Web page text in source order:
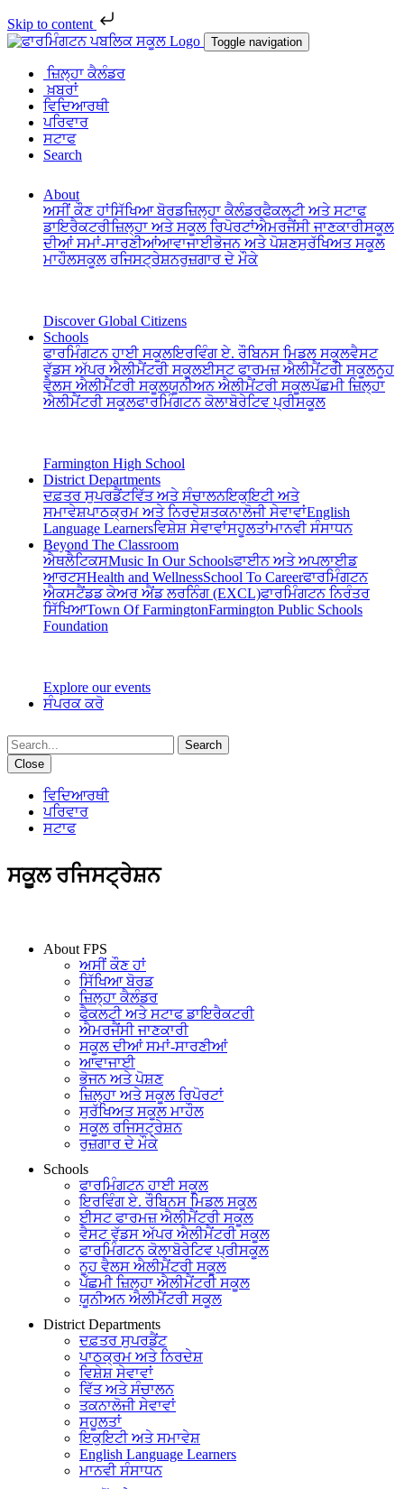
Skip to content
Toggle navigation
ਜ਼ਿਲ੍ਹਾ ਕੈਲੰਡਰ
ਖ਼ਬਰਾਂ
ਵਿਦਿਆਰਥੀ
ਪਰਿਵਾਰ
ਸਟਾਫ
Search
About
ਅਸੀਂ ਕੌਣ ਹਾਂਸਿੱਖਿਆ ਬੋਰਡਜ਼ਿਲ੍ਹਾ ਕੈਲੰਡਰਫੈਕਲਟੀ ਅਤੇ ਸਟਾਫ
ਡਾਇਰੈਕਟਰੀਜ਼ਿਲ੍ਹਾ ਅਤੇ ਸਕੂਲ ਰਿਪੋਰਟਾਂਐਮਰਜੈਂਸੀ ਜਾਣਕਾਰੀਸਕੂਲ
ਦੀਆਂ ਸਮਾਂ-ਸਾਰਣੀਆਂਆਵਾਜਾਈਭੋਜਨ ਅਤੇ ਪੋਸ਼ਣਸੁਰੱਖਿਅਤ ਸਕੂਲ
ਮਾਹੌਲਸਕੂਲ ਰਜਿਸਟ੍ਰੇਸ਼ਨਰੁਜ਼ਗਾਰ ਦੇ ਮੌਕੇ
Discover Global Citizens
Schools
ਫਾਰਮਿੰਗਟਨ ਹਾਈ ਸਕੂਲਇਰਵਿੰਗ ਏ. ਰੌਬਿਨਸ ਮਿਡਲ ਸਕੂਲਵੈਸਟ
ਵੁੱਡਸ ਅੱਪਰ ਐਲੀਮੈਂਟਰੀ ਸਕੂਲਈਸਟ ਫਾਰਮਜ਼ ਐਲੀਮੈਂਟਰੀ ਸਕੂਲਨੂਹ
ਵੈਲਸ ਐਲੀਮੈਂਟਰੀ ਸਕੂਲਯੂਨੀਅਨ ਐਲੀਮੈਂਟਰੀ ਸਕੂਲਪੱਛਮੀ ਜ਼ਿਲ੍ਹਾ
ਐਲੀਮੈਂਟਰੀ ਸਕੂਲਫਾਰਮਿੰਗਟਨ ਕੋਲਾਬੋਰੇਟਿਵ ਪ੍ਰੀਸਕੂਲ
Farmington High School
District Departments
ਦਫ਼ਤਰ ਸੁਪਰਡੈਂਟਵਿੱਤ ਅਤੇ ਸੰਚਾਲਨਇਕੁਇਟੀ ਅਤੇ
ਸਮਾਵੇਸ਼ਪਾਠਕ੍ਰਮ ਅਤੇ ਨਿਰਦੇਸ਼ਤਕਨਾਲੋਜੀ ਸੇਵਾਵਾਂEnglish
Language Learnersਵਿਸ਼ੇਸ਼ ਸੇਵਾਵਾਂਸਹੂਲਤਾਂਮਾਨਵੀ ਸੰਸਾਧਨ
Beyond The Classroom
ਐਥਲੈਟਿਕਸMusic In Our Schoolsਫਾਈਨ ਅਤੇ ਅਪਲਾਈਡ
ਆਰਟਸHealth and WellnessSchool To Careerਫਾਰਮਿੰਗਟਨ
ਐਕਸਟੈਂਡਡ ਕੇਅਰ ਐਂਡ ਲਰਨਿੰਗ (EXCL)ਫਾਰਮਿੰਗਟਨ ਨਿਰੰਤਰ
ਸਿੱਖਿਆTown Of FarmingtonFarmington Public Schools
Foundation
Explore our events
ਸੰਪਰਕ ਕਰੋ
Search
Close
ਵਿਦਿਆਰਥੀ
ਪਰਿਵਾਰ
ਸਟਾਫ
ਸਕੂਲ ਰਜਿਸਟ੍ਰੇਸ਼ਨ
About FPS
ਅਸੀਂ ਕੌਣ ਹਾਂ
ਸਿੱਖਿਆ ਬੋਰਡ
ਜ਼ਿਲ੍ਹਾ ਕੈਲੰਡਰ
ਫੈਕਲਟੀ ਅਤੇ ਸਟਾਫ ਡਾਇਰੈਕਟਰੀ
ਐਮਰਜੈਂਸੀ ਜਾਣਕਾਰੀ
ਸਕੂਲ ਦੀਆਂ ਸਮਾਂ-ਸਾਰਣੀਆਂ
ਆਵਾਜਾਈ
ਭੋਜਨ ਅਤੇ ਪੋਸ਼ਣ
ਜ਼ਿਲ੍ਹਾ ਅਤੇ ਸਕੂਲ ਰਿਪੋਰਟਾਂ
ਸੁਰੱਖਿਅਤ ਸਕੂਲ ਮਾਹੌਲ
ਸਕੂਲ ਰਜਿਸਟ੍ਰੇਸ਼ਨ
ਰੁਜ਼ਗਾਰ ਦੇ ਮੌਕੇ
Schools
ਫਾਰਮਿੰਗਟਨ ਹਾਈ ਸਕੂਲ
ਇਰਵਿੰਗ ਏ. ਰੌਬਿਨਸ ਮਿਡਲ ਸਕੂਲ
ਈਸਟ ਫਾਰਮਜ਼ ਐਲੀਮੈਂਟਰੀ ਸਕੂਲ
ਵੈਸਟ ਵੁੱਡਸ ਅੱਪਰ ਐਲੀਮੈਂਟਰੀ ਸਕੂਲ
ਫਾਰਮਿੰਗਟਨ ਕੋਲਾਬੋਰੇਟਿਵ ਪ੍ਰੀਸਕੂਲ
ਨੂਹ ਵੈਲਸ ਐਲੀਮੈਂਟਰੀ ਸਕੂਲ
ਪੱਛਮੀ ਜ਼ਿਲ੍ਹਾ ਐਲੀਮੈਂਟਰੀ ਸਕੂਲ
ਯੂਨੀਅਨ ਐਲੀਮੈਂਟਰੀ ਸਕੂਲ
District Departments
ਦਫ਼ਤਰ ਸੁਪਰਡੈਂਟ
ਪਾਠਕ੍ਰਮ ਅਤੇ ਨਿਰਦੇਸ਼
ਵਿਸ਼ੇਸ਼ ਸੇਵਾਵਾਂ
ਵਿੱਤ ਅਤੇ ਸੰਚਾਲਨ
ਤਕਨਾਲੋਜੀ ਸੇਵਾਵਾਂ
ਸਹੂਲਤਾਂ
ਇਕੁਇਟੀ ਅਤੇ ਸਮਾਵੇਸ਼
English Language Learners
ਮਾਨਵੀ ਸੰਸਾਧਨ